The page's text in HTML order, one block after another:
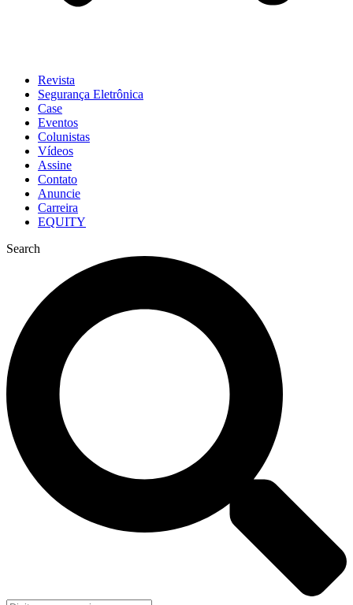
Revista
Segurança Eletrônica
Case
Eventos
Colunistas
Vídeos
Assine
Contato
Anuncie
Carreira
EQUITY
Search